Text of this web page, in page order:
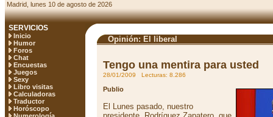
Madrid, lunes 10 de agosto de 2026
SERVICIOS
Inicio
Humor
Foros
Chat
Encuestas
Juegos
Sexy
Libro visitas
Calculadoras
Traductor
Horóscopo
Opinión: El liberal
Tengo una mentira para usted
28/01/2009 Lecturas: 8.286
Publio
El Lunes pasado, nuestro